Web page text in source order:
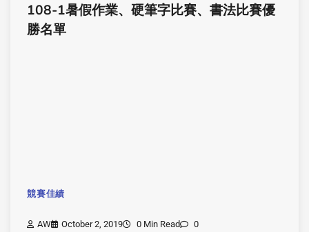
108-1暑假作業、硬筆字比賽、書法比賽優
勝名單
競賽佳績
AW October 2, 2019 0 Min Read 0